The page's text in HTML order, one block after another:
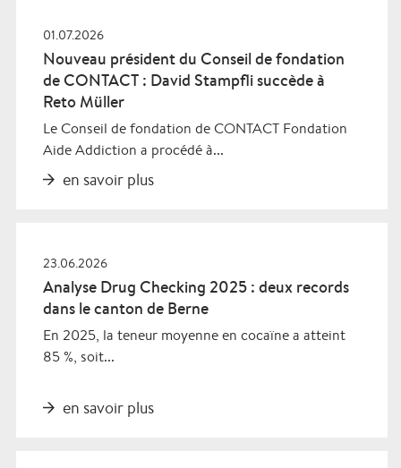
01.07.2026
Nouveau président du Conseil de fondation
de CONTACT : David Stampfli succède à
Reto Müller
Le Conseil de fondation de CONTACT Fondation
Aide Addiction a procédé à...
en savoir plus
23.06.2026
Analyse Drug Checking 2025 : deux records
dans le canton de Berne
En 2025, la teneur moyenne en cocaïne a atteint
85 %, soit...
en savoir plus